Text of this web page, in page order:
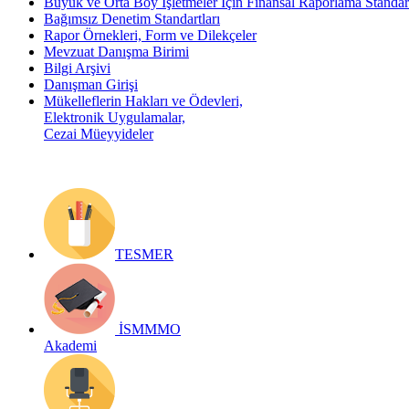
Bağımsız Denetim Standartları
Rapor Örnekleri, Form ve Dilekçeler
Mevzuat Danışma Birimi
Bilgi Arşivi
Danışman Girişi
Mükelleflerin Hakları ve Ödevleri,
Elektronik Uygulamalar,
Cezai Müeyyideler
TESMER
İSMMMO
Akademi